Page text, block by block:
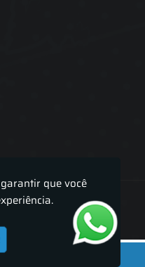
medidas e persianas
que você